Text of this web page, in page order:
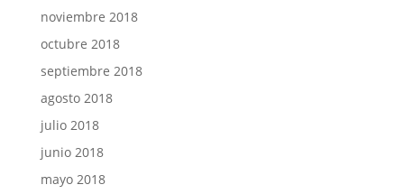
noviembre 2018
octubre 2018
septiembre 2018
agosto 2018
julio 2018
junio 2018
mayo 2018